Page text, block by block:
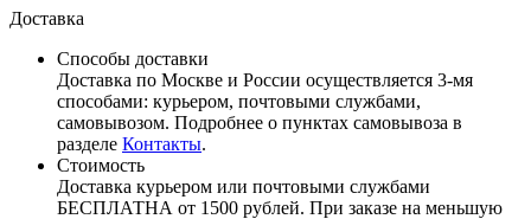
Доставка
Способы доставки
Доставка по Москве и России осуществляется 3-мя
способами: курьером, почтовыми службами,
самовывозом. Подробнее о пунктах самовывоза в
разделе Контакты.
Стоимость
Доставка курьером или почтовыми службами
БЕСПЛАТНА от 1500 рублей. При заказе на меньшую